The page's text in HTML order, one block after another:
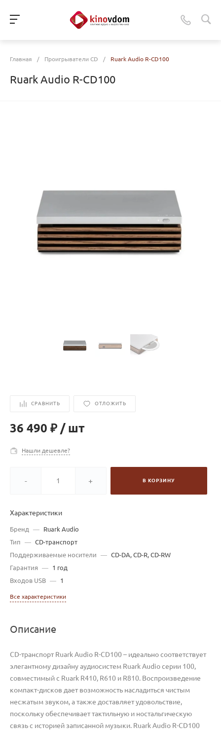
Главная / Проигрыватели CD / Ruark Audio R-CD100
Ruark Audio R-CD100
СРАВНИТЬ ОТЛОЖИТЬ
36 490 ₽ / шт
Нашли дешевле?
- + В КОРЗИНУ
Характеристики
Бренд —
Ruark Audio
Тип
— CD-транспорт
Поддерживаемые носители
— CD-DA, CD-R, CD-RW
Гарантия
—
1 год
Входов USB — 1
Все характеристики
Описание
CD-транспорт Ruark Audio R-CD100 – идеально соответствует
элегантному дизайну аудиосистем Ruark Audio серии 100,
совместимый с Ruark R410, R610 и R810. Воспроизведение
компакт-дисков дает возможность насладиться чистым
несжатым звуком, а также доставляет удовольствие,
поскольку обеспечивает тактильную и ностальгическую
связь с историей записанной музыки. Ruark Audio R-CD100